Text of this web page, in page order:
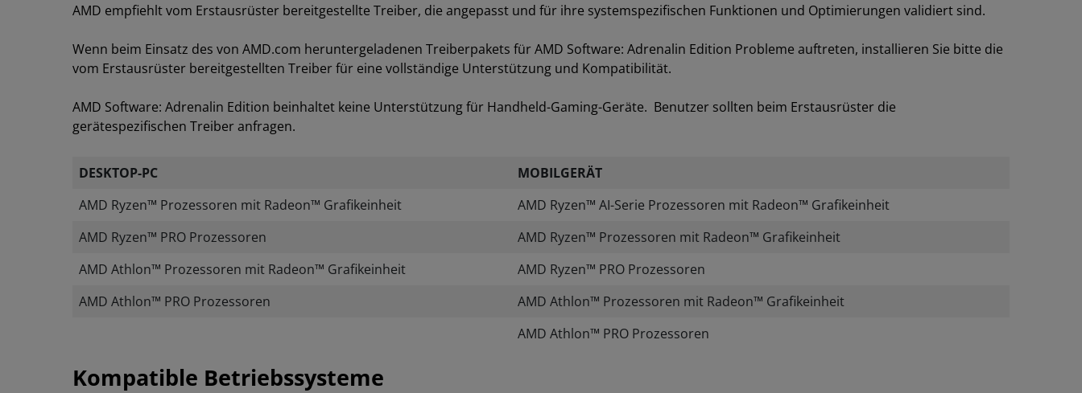
AMD empfiehlt vom Erstausrüster bereitgestellte Treiber, die angepasst und für ihre systemspezifischen Funktionen und Optimierungen validiert sind.
Wenn beim Einsatz des von AMD.com heruntergeladenen Treiberpakets für AMD Software: Adrenalin Edition Probleme auftreten, installieren Sie bitte die
vom Erstausrüster bereitgestellten Treiber für eine vollständige Unterstützung und Kompatibilität.
AMD Software: Adrenalin Edition beinhaltet keine Unterstützung für Handheld-Gaming-Geräte. Benutzer sollten beim Erstausrüster die
gerätespezifischen Treiber anfragen.
DESKTOP-PC
MOBILGERÄT
AMD Ryzen™ Prozessoren mit Radeon™ Grafikeinheit
AMD Ryzen™ AI-Serie Prozessoren mit Radeon™ Grafikeinheit
AMD Ryzen™ PRO Prozessoren
AMD Ryzen™ Prozessoren mit Radeon™ Grafikeinheit
AMD Athlon™ Prozessoren mit Radeon™ Grafikeinheit
AMD Ryzen™ PRO Prozessoren
AMD Athlon™ PRO Prozessoren
AMD Athlon™ Prozessoren mit Radeon™ Grafikeinheit
AMD Athlon™ PRO Prozessoren
Kompatible Betriebssysteme